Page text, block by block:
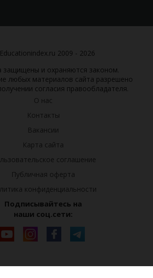
2009 - 2026
защищены и охраняются законом.
любых материалов сайта разрешено
согласия правообладателя.
О нас
Контакты
Вакансии
Карта сайта
соглашение
Публичная оферта
конфиденциальности
Подписывайтесь на
наши соц.сети: